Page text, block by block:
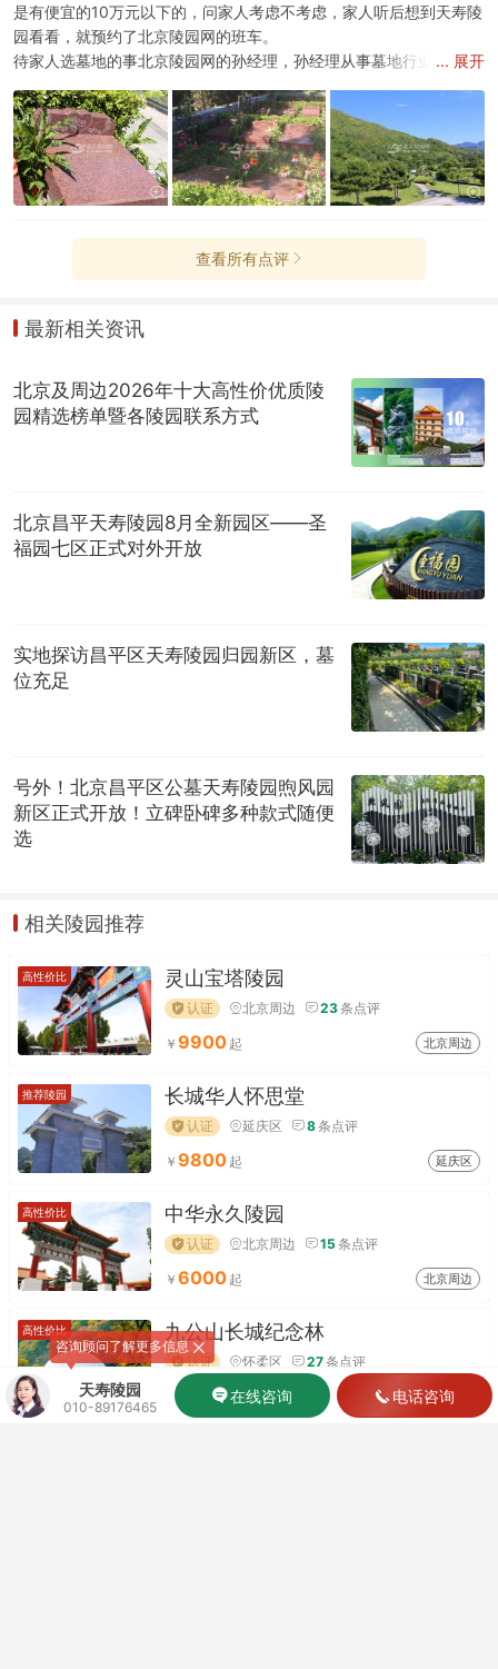
是有便宜的10万元以下的，问家人考虑不考虑，家人听后想到天寿陵
园看看，就预约了北京陵园网的班车。
待家人选墓地的事北京陵园网的孙经理，孙经理从事墓地行业10多年
情况。
家人在天寿陵园看了归园的琉璃墓、念慈园的壁葬墓、卧碑墓，京华
园的花坛葬等价格较便宜的墓地，经过对三个墓区便宜墓地的比较，
家人最终确定选了念慈园的卧碑。
... 展开
查看所有点评
最新相关资讯
北京及周边2026年十大高性价优质陵
园精选榜单暨各陵园联系方式
北京昌平天寿陵园8月全新园区——圣
福园七区正式对外开放
实地探访昌平区天寿陵园归园新区，墓
位充足
号外！北京昌平区公墓天寿陵园煦风园
新区正式开放！立碑卧碑多种款式随便
选
相关陵园推荐
灵山宝塔陵园
认证 北京周边 23条点评
9900 北京周边
高性价比
长城华人怀思堂
认证 延庆区 8条点评
9800 延庆区
推荐陵园
中华永久陵园
认证 北京周边 15 条点评
6000 北京周边
高性价比
九公山长城纪念林
认证 怀柔区 27条点评
28000 怀柔区
高性价比
天寿陵园
010-89176465
在线咨询 电话咨询
咨询顾问了解更多信息